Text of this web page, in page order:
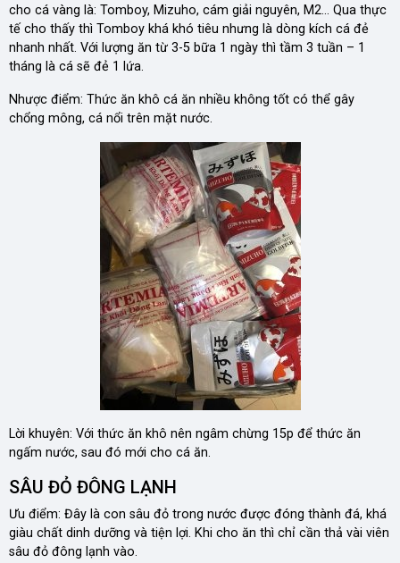
cho cá vàng là: Tomboy, Mizuho, cám giải nguyên, M2… Qua thực
tế cho thấy thì Tomboy khá khó tiêu nhưng là dòng kích cá đẻ
nhanh nhất. Với lượng ăn từ 3-5 bữa 1 ngày thì tầm 3 tuần – 1
tháng là cá sẽ đẻ 1 lứa.
Nhược điểm: Thức ăn khô cá ăn nhiều không tốt có thể gây
chổng mông, cá nổi trên mặt nước.
Lời khuyên: Với thức ăn khô nên ngâm chừng 15p để thức ăn
ngấm nước, sau đó mới cho cá ăn.
SÂU ĐỎ ĐÔNG LẠNH
Ưu điểm: Đây là con sâu đỏ trong nước được đóng thành đá, khá
giàu chất dinh dưỡng và tiện lợi. Khi cho ăn thì chỉ cần thả vài viên
sâu đỏ đông lạnh vào.